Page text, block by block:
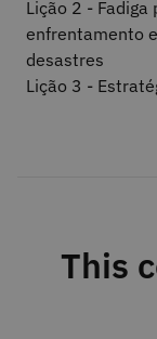
Lição 2 -
enfrentamento
desastres
Lição 3 -
This